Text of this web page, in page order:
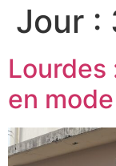
Jour :
Lourdes
en